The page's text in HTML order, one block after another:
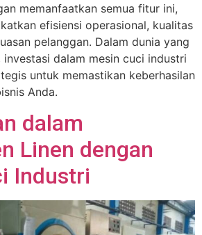
memanfaatkan semua fitur ini,
efisiensi operasional, kualitas
pelanggan. Dalam dunia yang
dalam mesin cuci industri
untuk memastikan keberhasilan
Anda.
dalam
Linen dengan
Industri